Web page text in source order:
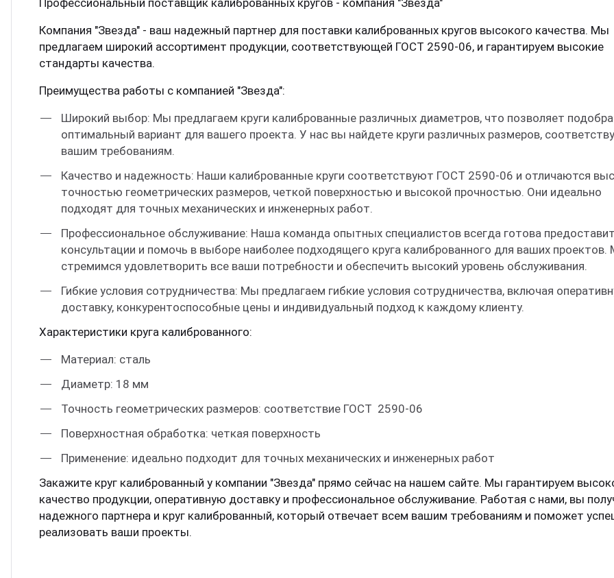
Профессиональный поставщик калиброванных кругов - компания "Звезда"
Компания "Звезда" - ваш надежный партнер для поставки калиброванных кругов высокого качества. Мы
предлагаем широкий ассортимент продукции, соответствующей ГОСТ 2590-06, и гарантируем высокие
стандарты качества.
Преимущества работы с компанией "Звезда":
Широкий выбор: Мы предлагаем круги калиброванные различных диаметров, что позволяет
оптимальный вариант для вашего проекта. У нас вы найдете круги различных размеров,
вашим требованиям.
Качество и надежность: Наши калиброванные круги соответствуют ГОСТ 2590-06 и отличаются
точностью геометрических размеров, четкой поверхностью и высокой прочностью. Они идеально
подходят для точных механических и инженерных работ.
Профессиональное обслуживание: Наша команда опытных специалистов всегда готова
консультации и помочь в выборе наиболее подходящего круга калиброванного для ваших
стремимся удовлетворить все ваши потребности и обеспечить высокий уровень обслуживания.
Гибкие условия сотрудничества: Мы предлагаем гибкие условия сотрудничества, включая
доставку, конкурентоспособные цены и индивидуальный подход к каждому клиенту.
Характеристики круга калиброванного:
Материал: сталь
Диаметр: 18 мм
Точность геометрических размеров: соответствие ГОСТ 2590-06
Поверхностная обработка: четкая поверхность
Применение: идеально подходит для точных механических и инженерных работ
Закажите круг калиброванный у компании "Звезда" прямо сейчас на нашем сайте. Мы гарантируем
качество продукции, оперативную доставку и профессиональное обслуживание. Работая с нами, вы
надежного партнера и круг калиброванный, который отвечает всем вашим требованиям и поможет
реализовать ваши проекты.